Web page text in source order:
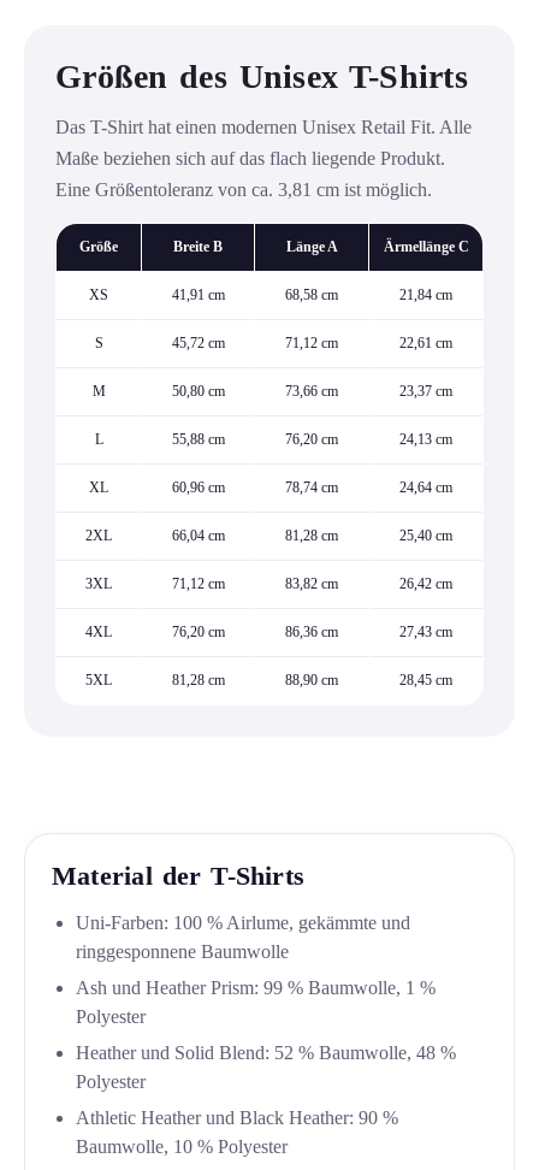
Größen des Unisex T-Shirts
Das T-Shirt hat einen modernen Unisex Retail Fit. Alle
Maße beziehen sich auf das flach liegende Produkt.
Eine Größentoleranz von ca. 3,81 cm ist möglich.
Größe Breite B Länge A Ärmellänge C
XS 41,91 cm 68,58 cm 21,84 cm
S 45,72 cm 71,12 cm 22,61 cm
M 50,80 cm 73,66 cm 23,37 cm
L 55,88 cm 76,20 cm 24,13 cm
XL 60,96 cm 78,74 cm 24,64 cm
2XL 66,04 cm 81,28 cm 25,40 cm
3XL 71,12 cm 83,82 cm 26,42 cm
4XL 76,20 cm 86,36 cm 27,43 cm
5XL 81,28 cm 88,90 cm 28,45 cm
Material der T-Shirts
Uni-Farben: 100 % Airlume, gekämmte und
ringgesponnene Baumwolle
Ash und Heather Prism: 99 % Baumwolle, 1 %
Polyester
Heather und Solid Blend: 52 % Baumwolle, 48 %
Polyester
Athletic Heather und Black Heather: 90 %
Baumwolle, 10 % Polyester